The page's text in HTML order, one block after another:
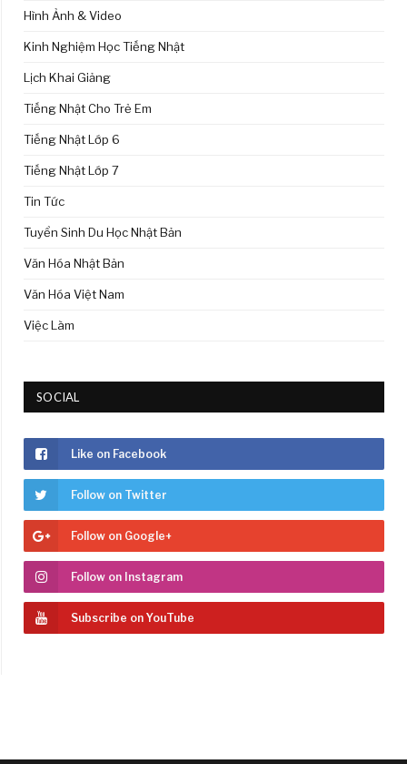
Hình Ảnh & Video
Kinh Nghiệm Học Tiếng Nhật
Lịch Khai Giảng
Tiếng Nhật Cho Trẻ Em
Tiếng Nhật Lớp 6
Tiếng Nhật Lớp 7
Tin Tức
Tuyển Sinh Du Học Nhật Bản
Văn Hóa Nhật Bản
Văn Hóa Việt Nam
Việc Làm
SOCIAL
Like on Facebook
Follow on Twitter
Follow on Google+
Follow on Instagram
Subscribe on YouTube